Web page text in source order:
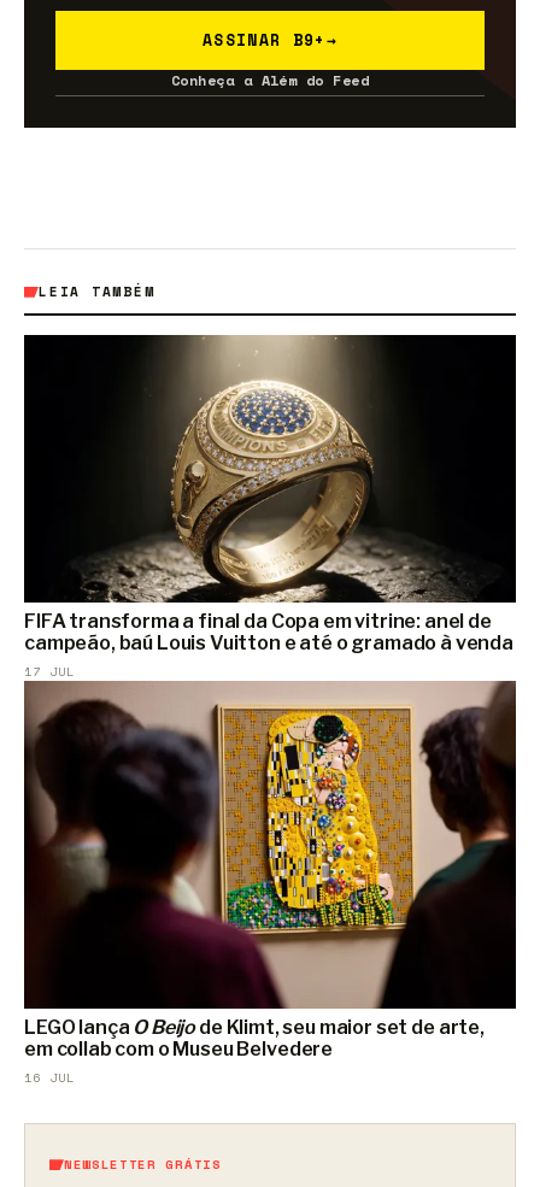
ASSINAR B9+ →
Conheça a Além do Feed
LEIA TAMBÉM
FIFA transforma a final da Copa em vitrine: anel de
campeão, baú Louis Vuitton e até o gramado à venda
17 JUL
LEGO lança O Beijode Klimt, seu maior set de arte,
em collab com o Museu Belvedere
16 JUL
NEWSLETTER GRÁTIS